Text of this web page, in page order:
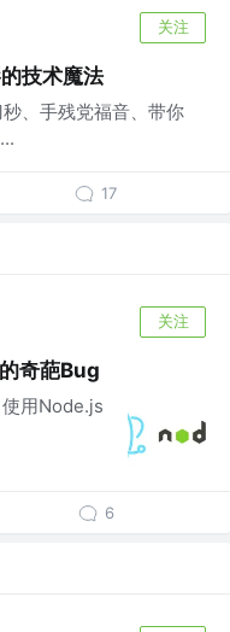
关注
技术魔法
、手残党福音、带你
17
关注
奇葩Bug
用Node.js
6